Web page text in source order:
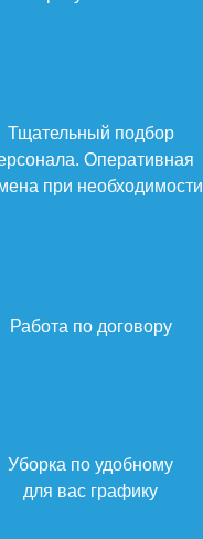
Тщательный подбор
Оперативная
при необходимости
Работа по договору
Уборка по удобному
для вас графику